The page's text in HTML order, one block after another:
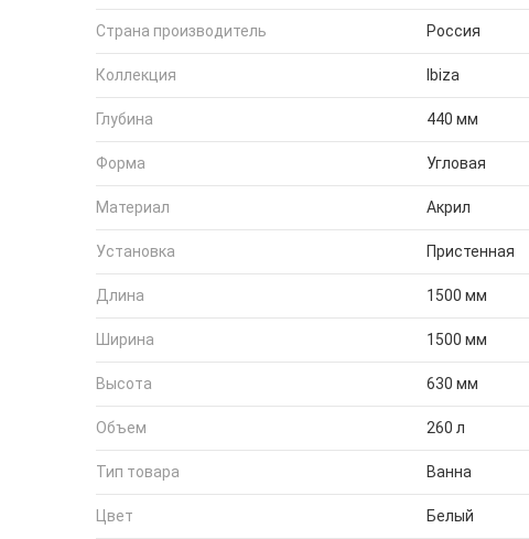
Страна производитель Россия
Коллекция Ibiza
Глубина 440 мм
Форма Угловая
Материал Акрил
Установка Пристенная
Длина 1500 мм
Ширина 1500 мм
Высота 630 мм
Объем 260 л
Тип товара Ванна
Цвет Белый